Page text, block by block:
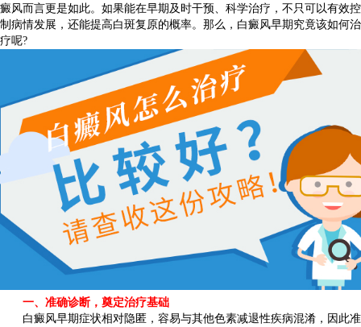
癜风而言更是如此。如果能在早期及时干预、科学治疗，不只可以有效控
制病情发展，还能提高白斑复原的概率。那么，白癜风早期究竟该如何治
疗呢?
一、准确诊断，奠定治疗基础
白癜风早期症状相对隐匿，容易与其他色素减退性疾病混淆，因此准